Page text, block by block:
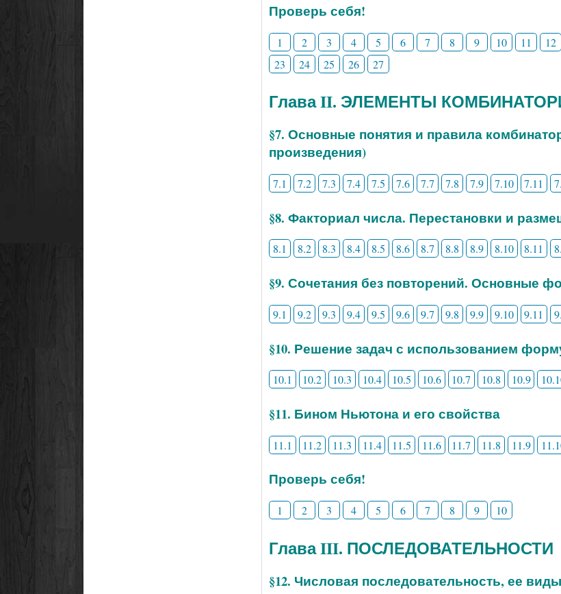
Проверь себя!
1 2 3 4 5 6 7 8 9 10 11 12
23
24 25 26 27
Глава II. ЭЛЕМЕНТЫ
§7. Основные понятия и правила
произведения)
7.1 7.2 7.3 7.4 7.5 7.6 7.7 7.8 7.9 7.10 7.11
§8. Факториал числа. Перестановки и
8.1 8.2 8.3 8.4 8.5 8.6 8.7 8.8 8.9 8.10 8.11
§9. Сочетания без повторений. Основные
9.1 9.2 9.3 9.4 9.5 9.6 9.7 9.8 9.9 9.10 9.11
§10. Решение задач с использованием
10.1 10.2 10.3 10.4 10.5 10.6 10.7 10.8 10.9
§11. Бином Ньютона и его свойства
11.1 11.2 11.3 11.4 11.5 11.6 11.7 11.8 11.9
Проверь себя!
1 2 3 4 5 6 7 8 9 10
Глава III. ПОСЛЕДОВАТЕЛЬНОСТИ
§12. Числовая последовательность, ее